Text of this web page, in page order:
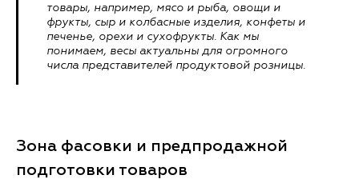
товары, например, мясо и рыба, овощи и
фрукты, сыр и колбасные изделия, конфеты и
печенье, орехи и сухофрукты. Как мы
понимаем, весы актуальны для огромного
числа представителей продуктовой розницы.
Зона фасовки и предпродажной
подготовки товаров